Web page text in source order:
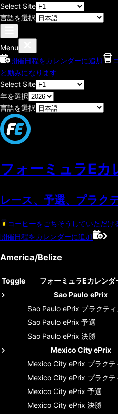
Select Site
言語を選択
Menu
開催日程をカレンダーに追加
と励みになります
Select Site
年を選択
言語を選択
フォーミュラEカ
レース、予選、プラク
コーヒーをごちそうしていただけ
開催日程をカレンダーに追加
America/Belize
Toggle フォーミュラEカレンダ
Sao Paulo ePrix
Sao Paulo ePrix プラクテ
Sao Paulo ePrix 予選
Sao Paulo ePrix 決勝
Mexico City ePrix
Mexico City ePrix プラクテ
Mexico City ePrix プラクテ
Mexico City ePrix 予選
Mexico City ePrix 決勝